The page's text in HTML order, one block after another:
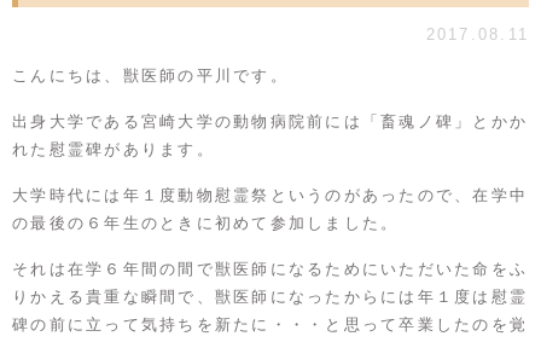
2017.08.11
こんにちは、獣医師の平川です。
出身大学である宮崎大学の動物病院前には「畜魂ノ碑」とかか
れた慰霊碑があります。
大学時代には年１度動物慰霊祭というのがあったので、在学中
の最後の６年生のときに初めて参加しました。
それは在学６年間の間で獣医師になるためにいただいた命をふ
りかえる貴重な瞬間で、獣医師になったからには年１度は慰霊
碑の前に立って気持ちを新たに・・・と思って卒業したのを覚